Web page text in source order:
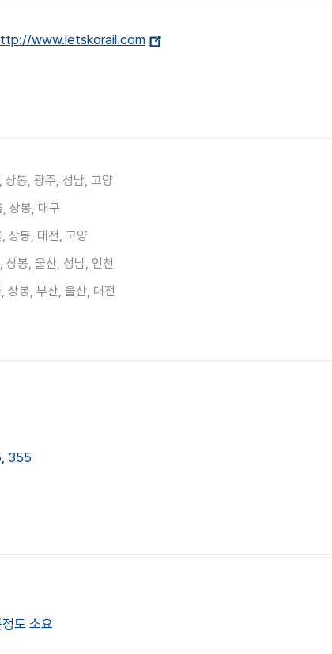
http://www.letskorail.com
상봉, 광주, 성남, 고양
상봉, 대구
상봉, 대전, 고양
상봉, 울산, 성남, 인천
상봉, 부산, 울산, 대전
355
도 소요